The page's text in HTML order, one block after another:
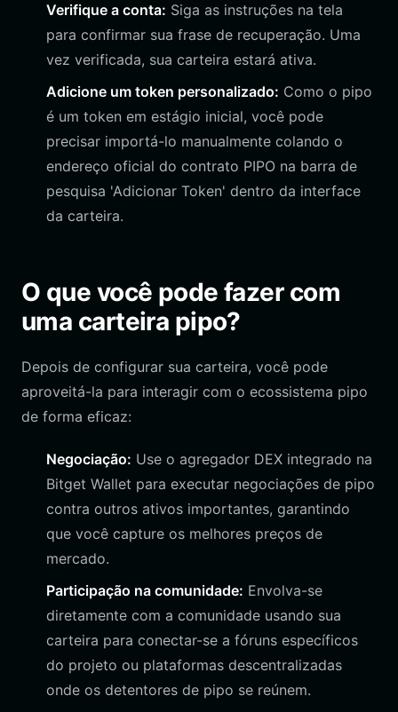
Verifique a conta: Siga as instruções na tela
para confirmar sua frase de recuperação. Uma
vez verificada, sua carteira estará ativa.
Adicione um token personalizado: Como o pipo
é um token em estágio inicial, você pode
precisar importá-lo manualmente colando o
endereço oficial do contrato PIPO na barra de
pesquisa 'Adicionar Token' dentro da interface
da carteira.
O que você pode fazer com
uma carteira pipo?
Depois de configurar sua carteira, você pode
aproveitá-la para interagir com o ecossistema pipo
de forma eficaz:
Negociação: Use o agregador DEX integrado na
Bitget Wallet para executar negociações de pipo
contra outros ativos importantes, garantindo
que você capture os melhores preços de
mercado.
Participação na comunidade: Envolva-se
diretamente com a comunidade usando sua
carteira para conectar-se a fóruns específicos
do projeto ou plataformas descentralizadas
onde os detentores de pipo se reúnem.